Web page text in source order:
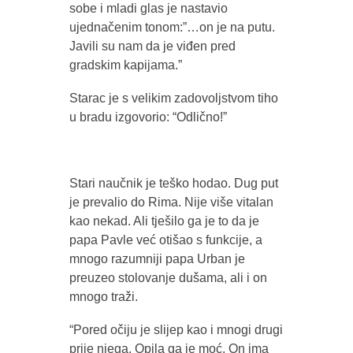
sobe i mladi glas je nastavio
ujednačenim tonom:”…on je na putu.
Javili su nam da je viđen pred
gradskim kapijama.”
Starac je s velikim zadovoljstvom tiho
u bradu izgovorio: “Odlično!”
Stari naučnik je teško hodao. Dug put
je prevalio do Rima. Nije više vitalan
kao nekad. Ali tješilo ga je to da je
papa Pavle već otišao s funkcije, a
mnogo razumniji papa Urban je
preuzeo stolovanje dušama, ali i on
mnogo traži.
“Pored očiju je slijep kao i mnogi drugi
prije njega. Opila ga je moć. On ima